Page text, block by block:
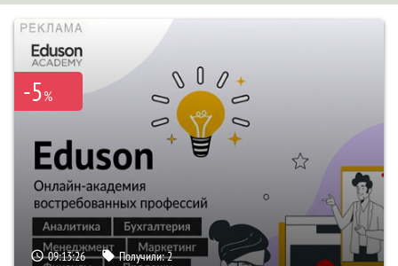
-5%
09:13:25 Получили:2